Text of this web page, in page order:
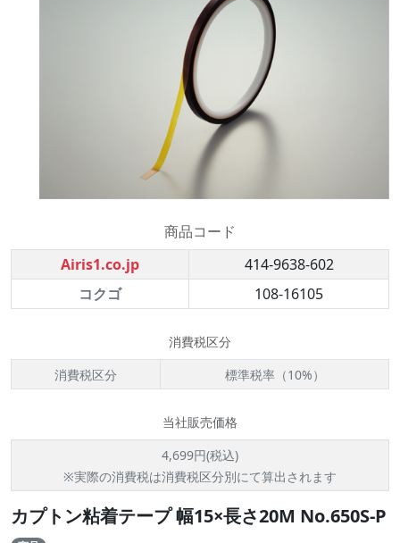
商品コード
Airis1.co.jp
414-9638-602
コクゴ
108-16105
消費税区分
消費税区分
標準税率（10%）
当社販売価格
4,699円(税込)
※実際の消費税は消費税区分別にて算出されます
カプトン粘着テープ 幅15×長さ20M No.650S-P